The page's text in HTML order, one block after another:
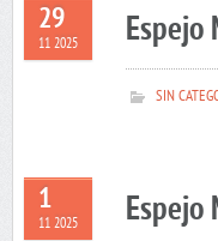
29
11 2025 Espejo
SIN
1
11 2025 Espejo